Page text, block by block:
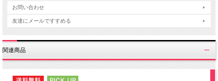
お問い合わせ
友達にメールですすめる
関連商品
NEW